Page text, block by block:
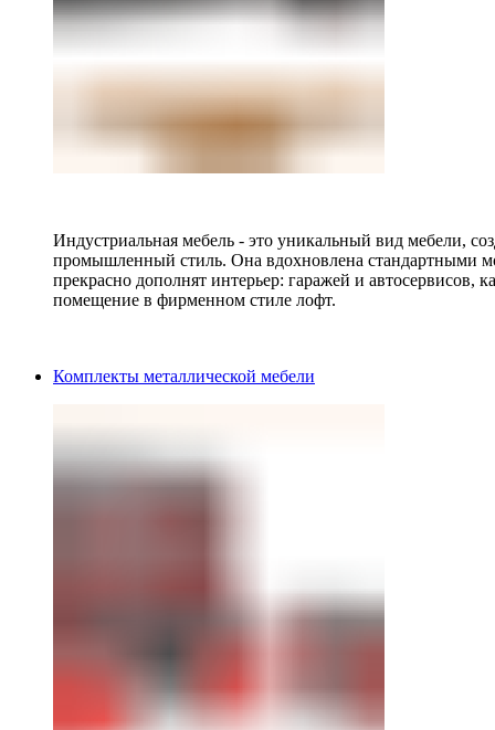
Индустриальная мебель - это уникальный вид мебели,
промышленный стиль. Она вдохновлена стандартными
прекрасно дополнят интерьер: гаражей и автосервисов,
помещение в фирменном стиле лофт.
Комплекты металлической мебели